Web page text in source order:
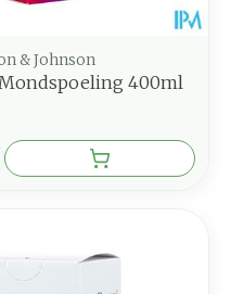
& Johnson
400ml